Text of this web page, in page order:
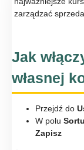
zarządzać
Jak
własnej
Przejdź do
W polu
Zapisz